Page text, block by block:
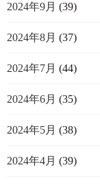
2024年9月 (39)
2024年8月 (37)
2024年7月 (44)
2024年6月 (35)
2024年5月 (38)
2024年4月 (39)